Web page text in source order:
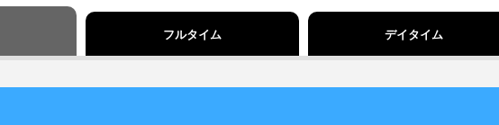
フルタイム デイタイム